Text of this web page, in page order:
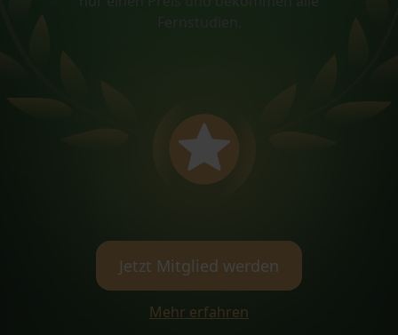
Jetzt Mitglied werden
Mehr erfahren